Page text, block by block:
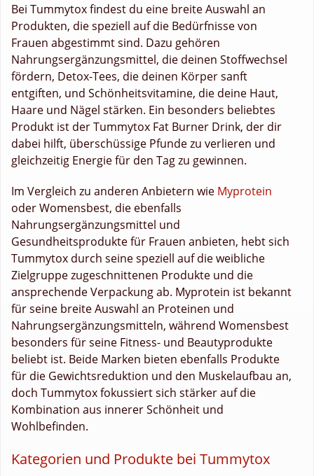
Bei Tummytox findest du eine breite Auswahl an
Produkten, die speziell auf die Bedürfnisse von
Frauen abgestimmt sind. Dazu gehören
Nahrungsergänzungsmittel, die deinen Stoffwechsel
fördern, Detox-Tees, die deinen Körper sanft
entgiften, und Schönheitsvitamine, die deine Haut,
Haare und Nägel stärken. Ein besonders beliebtes
Produkt ist der Tummytox Fat Burner Drink, der dir
dabei hilft, überschüssige Pfunde zu verlieren und
gleichzeitig Energie für den Tag zu gewinnen.
Im Vergleich zu anderen Anbietern wie Myprotein
oder Womensbest, die ebenfalls
Nahrungsergänzungsmittel und
Gesundheitsprodukte für Frauen anbieten, hebt sich
Tummytox durch seine speziell auf die weibliche
Zielgruppe zugeschnittenen Produkte und die
ansprechende Verpackung ab. Myprotein ist bekannt
für seine breite Auswahl an Proteinen und
Nahrungsergänzungsmitteln, während Womensbest
besonders für seine Fitness- und Beautyprodukte
beliebt ist. Beide Marken bieten ebenfalls Produkte
für die Gewichtsreduktion und den Muskelaufbau an,
doch Tummytox fokussiert sich stärker auf die
Kombination aus innerer Schönheit und
Wohlbefinden.
Kategorien und Produkte bei Tummytox